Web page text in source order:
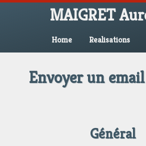
MAIGRET
Home Realisations
Envoyer un
Général